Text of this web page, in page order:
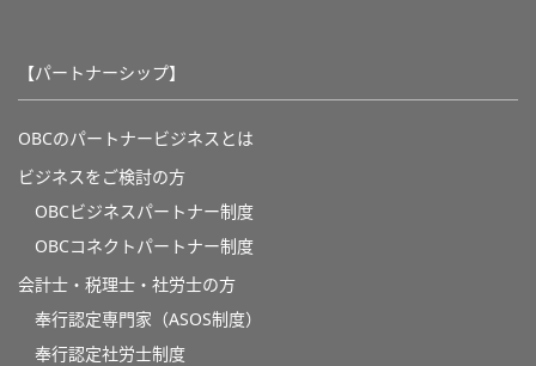
【パートナーシップ】
OBCのパートナービジネスとは
ビジネスをご検討の方
OBCビジネスパートナー制度
OBCコネクトパートナー制度
会計士・税理士・社労士の方
奉行認定専門家（ASOS制度）
奉行認定社労士制度